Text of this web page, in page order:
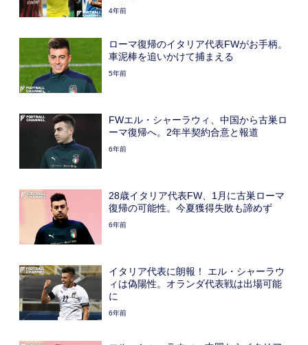
4年前
ローマ復帰のイタリア代表FWがお手柄。
車泥棒を追いかけて捕まえる
5年前
FWエル・シャーラウィ、中国から古巣ロ
ーマ復帰へ。2年半契約合意と報道
6年前
28歳イタリア代表FW、1月に古巣ローマ
復帰の可能性。今夏獲得失敗も諦めず
6年前
イタリア代表に朗報！ エル・シャーラウ
ィは偽陽性。オランダ代表戦は出場可能
に
6年前